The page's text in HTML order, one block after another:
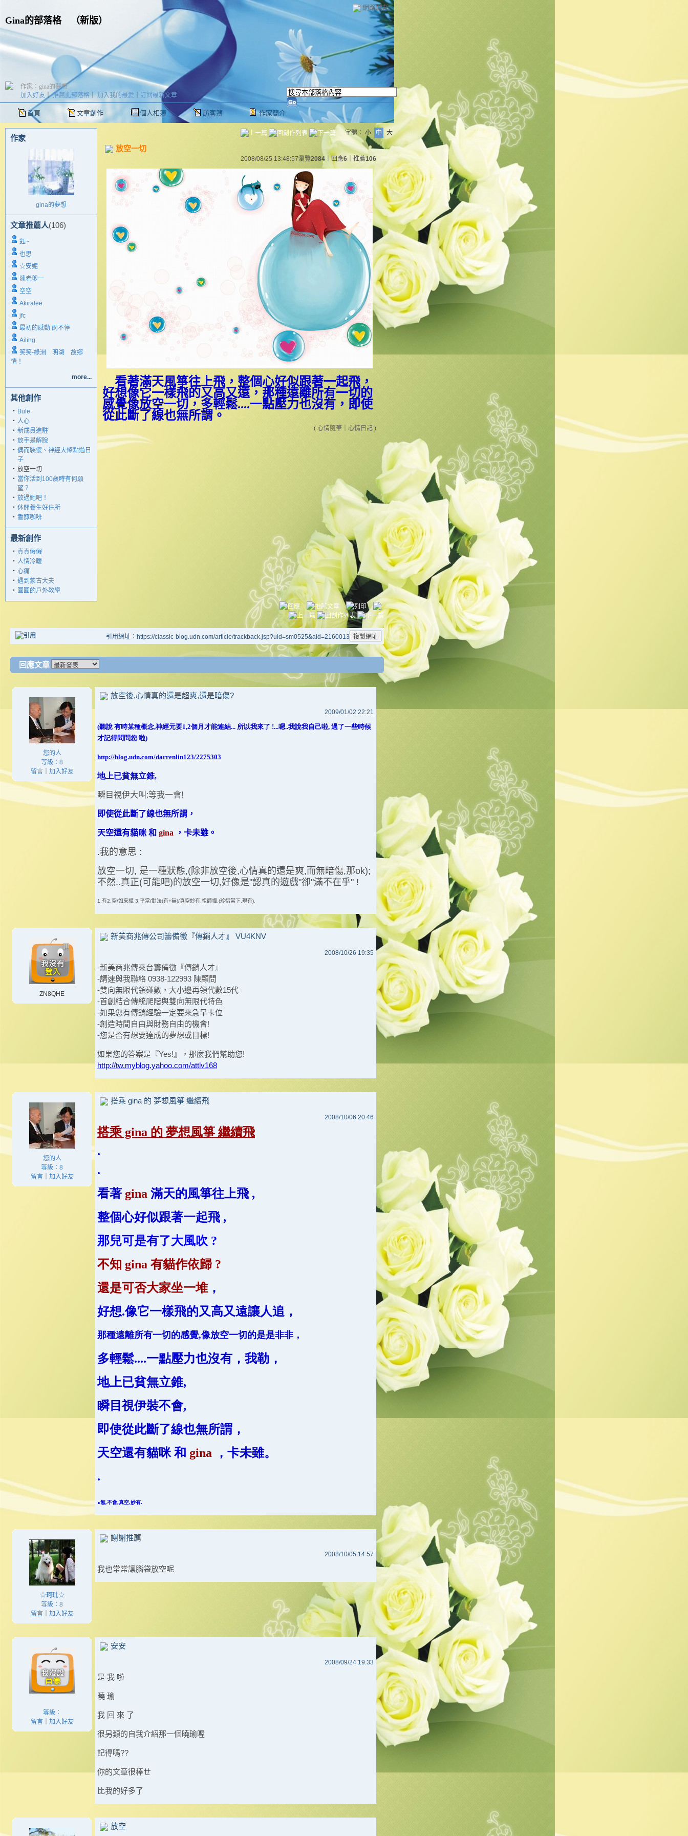
網路城邦
Gina的部落格（新版）
首頁 文章創作 個人相簿 訪客簿 作家簡介
加入好友 ｜推薦此部落格｜加入我的最愛 訂閱最新文章
作家：gina的夢想
作家
gina的夢想
文章推薦人(106)
鈺~
也思
☆安妮
陳老爹一
空空
Akiralee
jfc
最初的感動 雨不停
Ailing
笑笑-綠洲 明湖 故鄉
情！
more...
其他創作
‧ Bule
‧ 人心
‧ 新成員進駐
‧ 放手是解脫
‧ 偶而裝傻、神經大條點過日
子
‧ 放空一切
‧ 當你活到100歲時有何願
望？
‧ 放過她吧！
‧ 休閒養生好住所
‧ 香醇咖啡
最新創作
‧ 真真假假
‧ 人情冷暖
‧ 心痛
‧ 遇到蒙古大夫
‧ 圓圓的戶外教學
字體： 小 中 大
放空一切
2008/08/25 13:48:57瀏覽2084 ｜回應6 ｜推薦106
看著滿天風箏往上飛，整個心好似跟著一起飛，
好想像它一樣飛的又高又遠，那種遠離所有一切的
感覺像放空一切，多輕鬆....一點壓力也沒有，即使
從此斷了線也無所謂。
( 心情隨筆 心情日記 )
引用網址：https://classic-blog.udn.com/article/trackback.jsp?uid=sm0525&aid=2160013
回應文章
您的人
等級：8
留言｜ 加入好友
放空後,心情真的還是超爽,還是暗傷?
2009/01/02 22:21
(聽說 有時某種概念,神經元要1,2個月才能連結... 所以我來了 !...嗯..我說我自己啦, 過了一些時候
才記得問問您 啦)
http://blog.udn.com/darrenlin123/2275303
地上已貧無立錐,
瞬目視伊大叫:等我一會!
即使從此斷了線也無所謂，
天空還有貓咪 和 gina ，卡未雖。
.我的意思 :
放空一切, 是一種狀態,(除非放空後,心情真的還是爽,而無暗傷,那ok);
不然..真正(可能吧)的放空一切,好像是"認真的遊戲"卻"滿不在乎" !
1.有2.空/如來禪 3.平常/對法(有+無)/真空妙有.祖師禪.(珍惜當下,現有).
ZN8QHE
新美商兆傳公司籌備徵『傳銷人才』 VU4KNV
2008/10/26 19:35
-新美商兆傳來台籌備徵『傳銷人才』
-請速與我聯絡 0938-122993 陳顧問
-雙向無限代領碰數，大小邊再領代數15代
-首創結合傳統爬階與雙向無限代特色
-如果您有傳銷經驗一定要來急早卡位
-創造時間自由與財務自由的機會!
-您是否有想要達成的夢想或目標!
如果您的答案是『Yes!』，那麼我們幫助您!
http://tw.myblog.yahoo.com/attlv168
您的人
等級：8
留言｜ 加入好友
搭乘 gina 的 夢想風箏 繼續飛
2008/10/06 20:46
搭乘 gina 的 夢想風箏 繼續飛
.
.
看著 gina 滿天的風箏往上飛 ,
整個心好似跟著一起飛 ,
那兒可是有了大風吹 ?
不知 gina 有貓作依歸 ?
還是可否大家坐一堆 ，
好想.像它一樣飛的又高又遠讓人追，
那種遠離所有一切的感覺,像放空一切的是是非非，
多輕鬆....一點壓力也沒有，我勒，
地上已貧無立錐,
瞬目視伊裝不會,
即使從此斷了線也無所謂，
天空還有貓咪 和 gina
，卡未雖。
.
.無,不會,真空,妙有.
☆珂玭☆
等級：8
留言｜ 加入好友
謝謝推薦
2008/10/05 14:57
我也常常讓腦袋放空呢
等級：
留言｜ 加入好友
安安
2008/09/24 19:33
是 我 啦
曉 瑜
我 回 來 了
很另類的自我介紹那一個曉瑜喔
記得嗎??
你的文章很棒ㄝ
比我的好多了
放空